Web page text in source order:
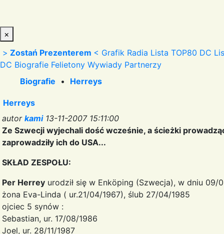
×
> Zostań Prezenterem < Grafik Radia Lista TOP80 DC
DC Biografie Felietony Wywiady Partnerzy
Biografie • Herreys
Herreys
autor kami13-11-2007 15:11:00
Ze Szwecji wyjechali dość wcześnie, a ścieżki
zaprowadziły ich do USA...
SKŁAD ZESPOŁU:
Per Herrey urodził się w Enköping (Szwecja), w dniu 09/
żona Eva-Linda ( ur.21/04/1967), ślub 27/04/1985
ojciec 5 synów :
Sebastian, ur. 17/08/1986
Joel, ur. 28/11/1987